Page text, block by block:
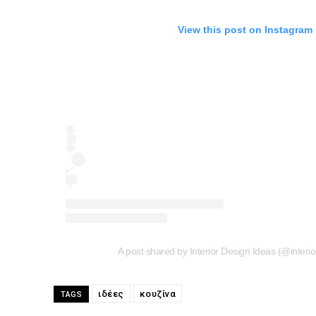
View this post on Instagram
A post shared by Interior Design Ideas
TAGS ιδέες κουζίνα